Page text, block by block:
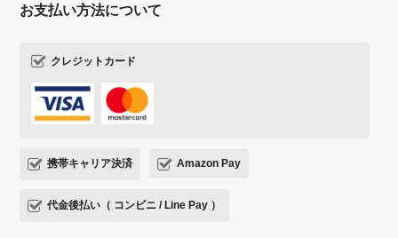
お支払い方法について
クレジットカード
携帯キャリア決済 Amazon Pay
代金後払い（ コンビニ / Line Pay ）